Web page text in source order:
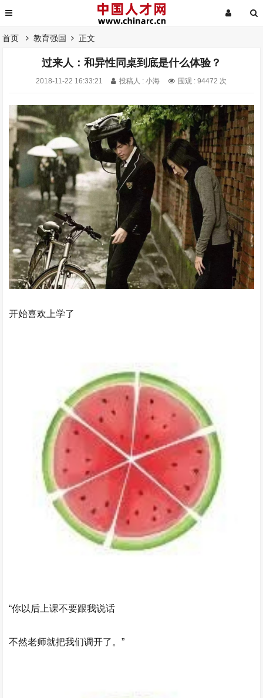
首页 教育强国 正文
过来人：和异性同桌到底是什么体验？
2018-11-22 16:33:21 投稿人 : 小海 围观 : 94472 次
开始喜欢上学了
“你以后上课不要跟我说话
不然老师就把我们调开了。”